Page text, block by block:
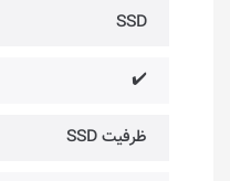
SSD
✔️
ظرفیت SSD